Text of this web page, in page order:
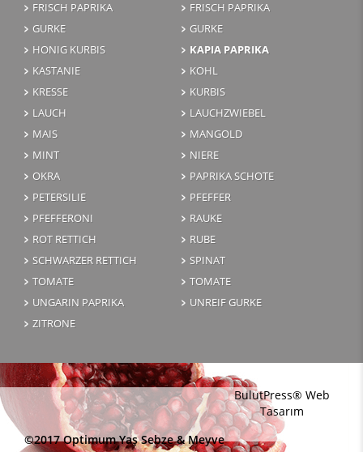
FRISCH PAPRIKA
FRISCH PAPRIKA
GURKE
GURKE
HONIG KURBIS
KAPIA PAPRIKA
KASTANIE
KOHL
KRESSE
KURBIS
LAUCH
LAUCHZWIEBEL
MAIS
MANGOLD
MINT
NIERE
OKRA
PAPRIKA SCHOTE
PETERSILIE
PFEFFER
PFEFFERONI
RAUKE
ROT RETTICH
RUBE
SCHWARZER RETTICH
SPINAT
TOMATE
TOMATE
UNGARIN PAPRIKA
UNREIF GURKE
ZITRONE
©2017 Optimum Yaş Sebze & Meyve
BulutPress® Web
Tasarım